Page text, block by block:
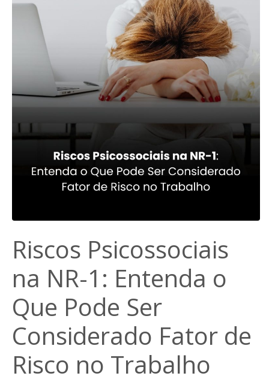
Riscos Psicossociais
na NR-1: Entenda o
Que Pode Ser
Considerado Fator de
Risco no Trabalho